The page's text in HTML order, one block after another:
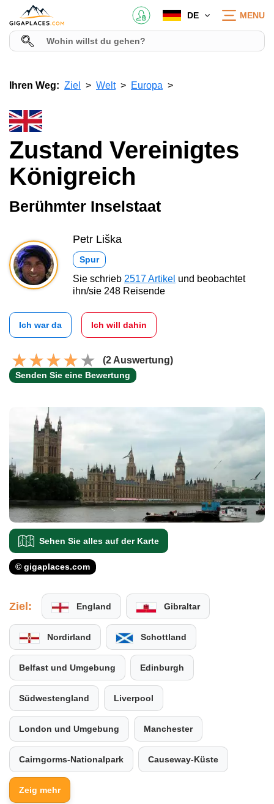
DE MENU
Ihren Weg: Ziel Welt Europa
Zustand Vereinigtes
Königreich
Berühmter Inselstaat
Petr Liška
Spur
Sie schrieb 2517 Artikel und beobachtet
ihn/sie 248 Reisende
Ich war da Ich will dahin
(2 Auswertung)
Senden Sie eine Bewertung
Sehen Sie alles auf der Karte
© gigaplaces.com
Ziel: England Gibraltar
Nordirland Schottland
Belfast und Umgebung Edinburgh
Südwestengland Liverpool
London und Umgebung Manchester
Cairngorms-Nationalpark Causeway-Küste
Zeig mehr